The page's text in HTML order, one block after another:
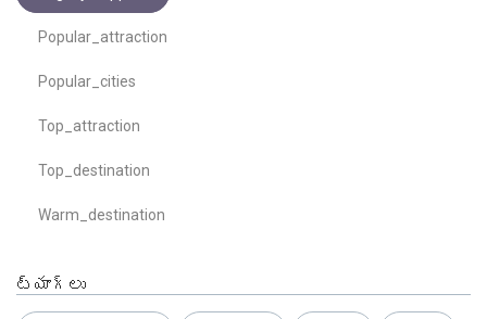
Popular_attraction
Popular_cities
Top_attraction
Top_destination
Warm_destination
ట్యాగ్లు